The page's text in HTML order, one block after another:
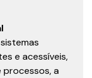
e acessíveis,
processos, a